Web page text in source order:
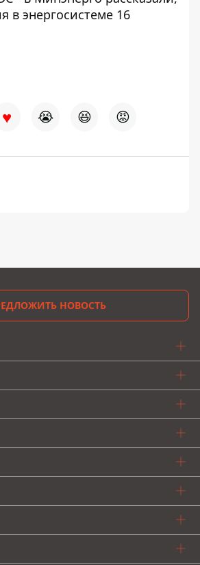
в энергосистеме 16
♥ 😭 😆 😡
НОВОСТЬ